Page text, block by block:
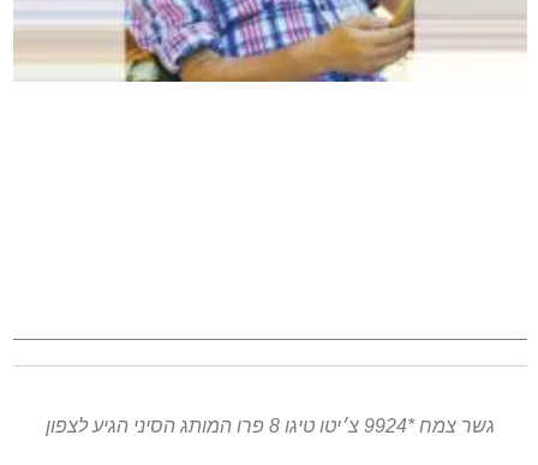
גשר צמח *9924 צ׳יטו טיגו 8 פרו המותג הסיני הגיע לצפון